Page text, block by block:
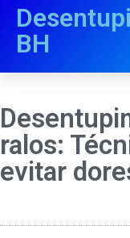
BH
ralos:
evitar